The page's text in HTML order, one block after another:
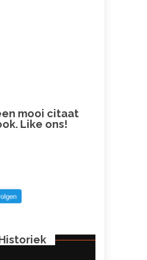
mooi citaat
Like ons!